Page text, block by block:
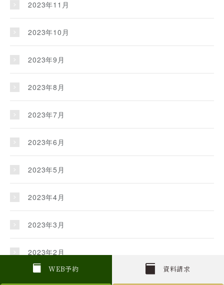
W EB予約 資料請求
2023年11月
2023年10月
2023年9月
2023年8月
2023年7月
2023年6月
2023年5月
2023年4月
2023年3月
2023年2月